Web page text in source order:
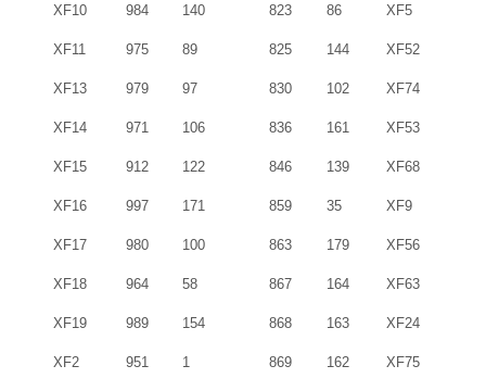
XF10 984 140 823 86 XF5
XF11 975 89 825 144 XF52
XF13 979 97 830 102 XF74
XF14 971 106 836 161 XF53
XF15 912 122 846 139 XF68
XF16 997 171 859 35 XF9
XF17 980 100 863 179 XF56
XF18 964 58 867 164 XF63
XF19 989 154 868 163 XF24
XF2 951 1 869 162 XF75